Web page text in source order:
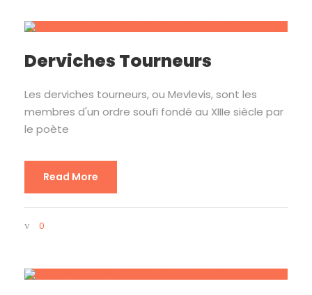
Derviches Tourneurs
Les derviches tourneurs, ou Mevlevis, sont les
membres d'un ordre soufi fondé au XIIIe siècle par
le poète
Read More
0